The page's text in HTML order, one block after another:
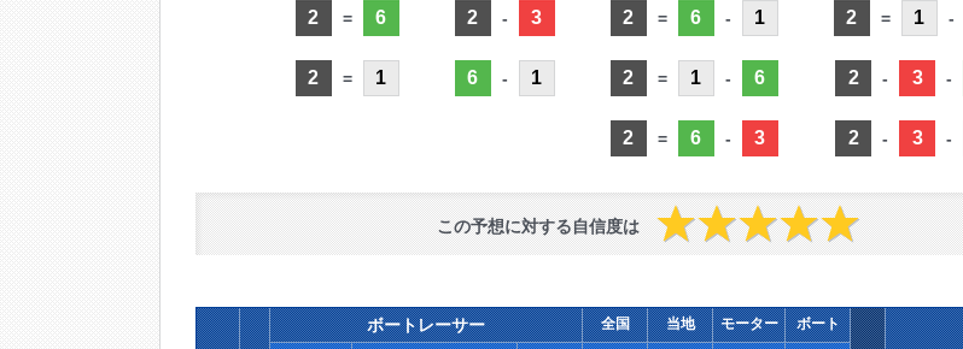
2 = 6
2 = 1
2 - 3
6 - 1
2 = 6 - 1
2 = 1 - 6
2 = 6 - 3
2 = 1 -
2 - 3 -
2 - 3 -
この予想に対する自信度は
ボートレーサー 全国 当地 モーター ボート